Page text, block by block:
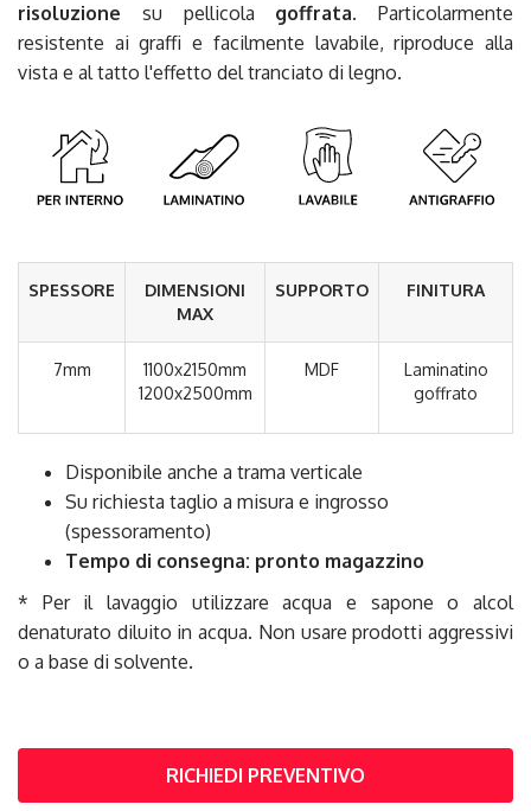
risoluzione su pellicola goffrata. Particolarmente
resistente ai graffi e facilmente lavabile, riproduce alla
vista e al tatto l'effetto del tranciato di legno.
SPESSORE
DIMENSIONI
MAX
SUPPORTO FINITURA
7mm
1100x2150mm
1200x2500mm
MDF
Laminatino
goffrato
Disponibile anche a trama verticale
Su richiesta taglio a misura e ingrosso
(spessoramento)
Tempo di consegna: pronto magazzino
* Per il lavaggio utilizzare acqua e sapone o alcol
denaturato diluito in acqua. Non usare prodotti aggressivi
o a base di solvente.
RICHIEDI PREVENTIVO